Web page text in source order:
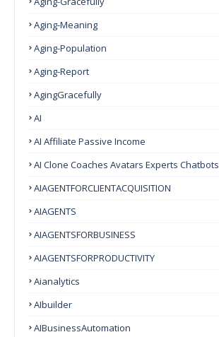
Aging-Meaning
Aging-Population
Aging-Report
AgingGracefully
AI
AI Affiliate Passive Income
AI Clone Coaches Avatars Experts Chatbots
AIAGENTFORCLIENTACQUISITION
AIAGENTS
AIAGENTSFORBUSINESS
AIAGENTSFORPRODUCTIVITY
Aianalytics
AIbuilder
AIBusinessAutomation